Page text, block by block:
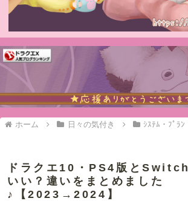
ホーム 日々の気付き ｼｽﾃﾑ・ﾌﾟﾗﾝ
ドラクエ10・PS4版と
いい？違いをまとめました
♪【2023→2024】